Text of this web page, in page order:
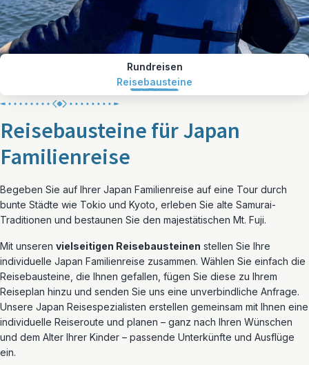
Rundreisen
Reisebausteine
Reisebausteine für Japan
Familienreise
Begeben Sie auf Ihrer Japan Familienreise auf eine Tour durch
bunte Städte wie Tokio und Kyoto, erleben Sie alte Samurai-
Traditionen und bestaunen Sie den majestätischen Mt. Fuji.
Mit unseren vielseitigen Reisebausteinen stellen Sie Ihre
individuelle Japan Familienreise zusammen. Wählen Sie einfach die
Reisebausteine, die Ihnen gefallen, fügen Sie diese zu Ihrem
Reiseplan hinzu und senden Sie uns eine unverbindliche Anfrage.
Unsere Japan Reisespezialisten erstellen gemeinsam mit Ihnen eine
individuelle Reiseroute und planen – ganz nach Ihren Wünschen
und dem Alter Ihrer Kinder – passende Unterkünfte und Ausflüge
ein.